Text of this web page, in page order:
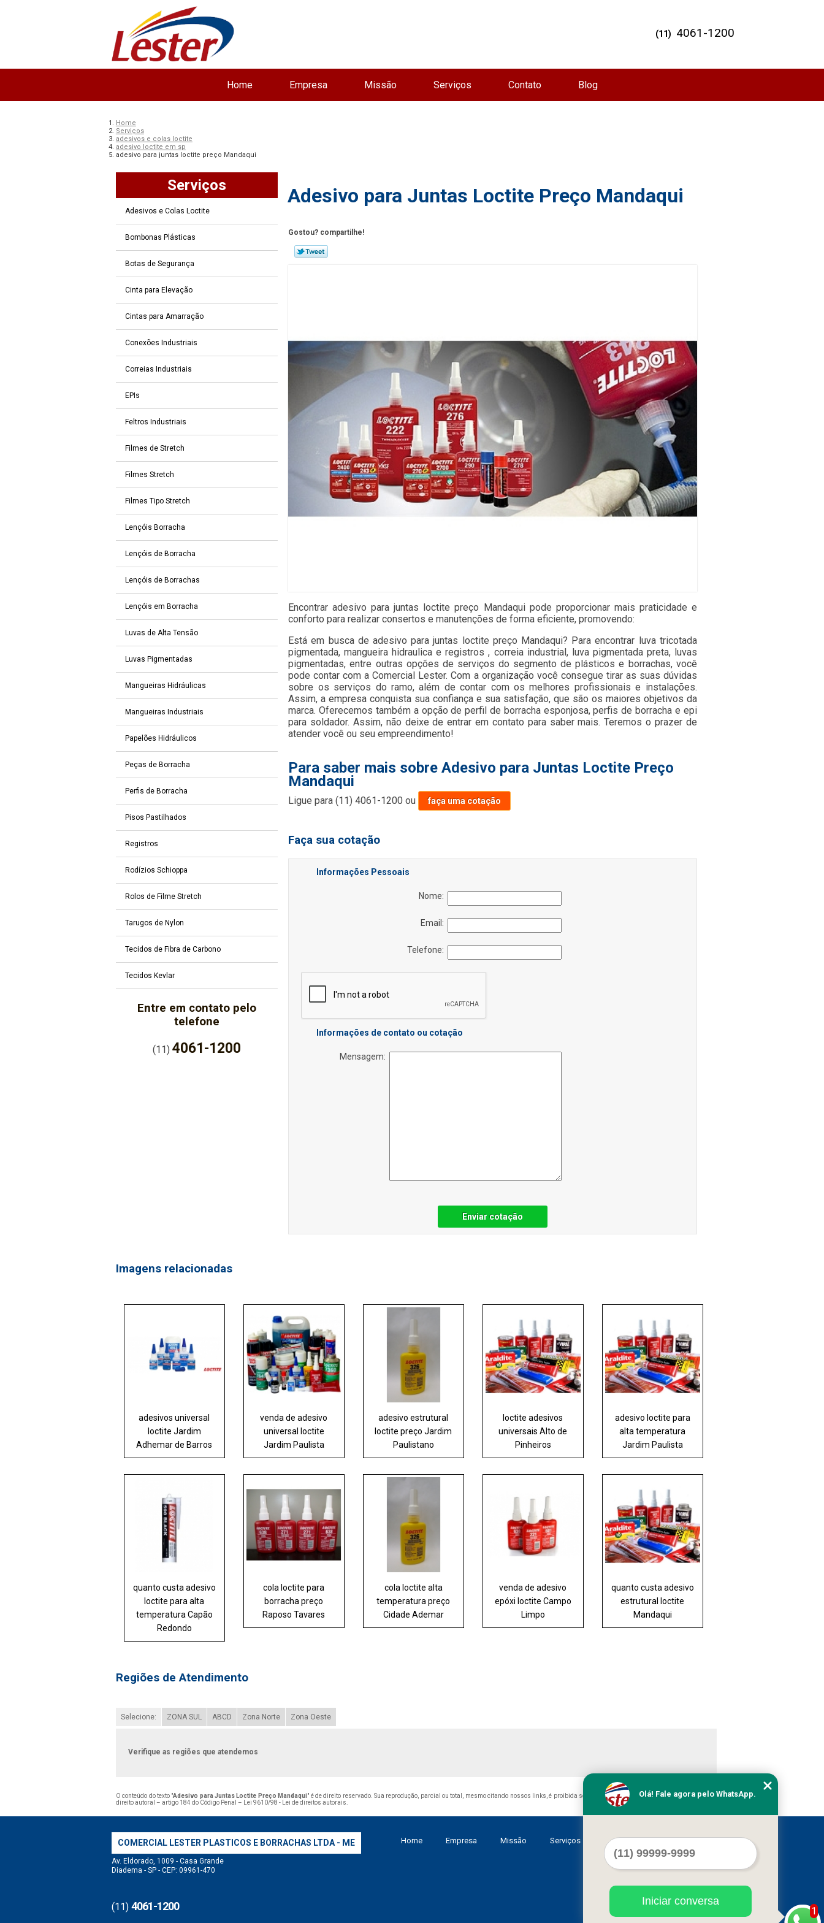
Home Empresa Missão Serviços Contato Blog
(11) 4061-1200
Home
Serviços
adesivos e colas loctite
adesivo loctite em sp
adesivo para juntas loctite preço Mandaqui
Serviços
Adesivos e Colas Loctite
Bombonas Plásticas
Botas de Segurança
Cinta para Elevação
Cintas para Amarração
Conexões Industriais
Correias Industriais
EPIs
Feltros Industriais
Filmes de Stretch
Filmes Stretch
Filmes Tipo Stretch
Lençóis Borracha
Lençóis de Borracha
Lençóis de Borrachas
Lençóis em Borracha
Luvas de Alta Tensão
Luvas Pigmentadas
Mangueiras Hidráulicas
Mangueiras Industriais
Papelões Hidráulicos
Peças de Borracha
Perfis de Borracha
Pisos Pastilhados
Registros
Rodízios Schioppa
Rolos de Filme Stretch
Tarugos de Nylon
Tecidos de Fibra de Carbono
Tecidos Kevlar
Entre em contato pelo
telefone
(11)4061-1200
Adesivo para Juntas Loctite Preço Mandaqui
Gostou? compartilhe!
Encontrar adesivo para juntas loctite preço Mandaqui pode proporcionar mais praticidade e
conforto para realizar consertos e manutenções de forma eficiente, promovendo:
Está em busca de adesivo para juntas loctite preço Mandaqui? Para encontrar luva tricotada
pigmentada, mangueira hidraulica e registros , correia industrial, luva pigmentada preta, luvas
pigmentadas, entre outras opções de serviços do segmento de plásticos e borrachas, você
pode contar com a Comercial Lester. Com a organização você consegue tirar as suas dúvidas
sobre os serviços do ramo, além de contar com os melhores profissionais e instalações.
Assim, a empresa conquista sua confiança e sua satisfação, que são os maiores objetivos da
marca. Oferecemos também a opção de perfil de borracha esponjosa, perfis de borracha e epi
para soldador. Assim, não deixe de entrar em contato para saber mais. Teremos o prazer de
atender você ou seu empreendimento!
Para saber mais sobre Adesivo para Juntas Loctite Preço
Mandaqui
Ligue para(11) 4061-1200 ou faça uma cotação
Faça sua cotação
Informações Pessoais
Nome:
Email:
Telefone:
Informações de contato ou cotação
Mensagem:
Enviar cotação
Imagens relacionadas
adesivos universal
loctite Jardim
Adhemar de Barros
venda de adesivo
universal loctite
Jardim Paulista
adesivo estrutural
loctite preço Jardim
Paulistano
loctite adesivos
universais Alto de
Pinheiros
adesivo loctite para
alta temperatura
Jardim Paulista
quanto custa adesivo
loctite para alta
temperatura Capão
Redondo
cola loctite para
borracha preço
Raposo Tavares
cola loctite alta
temperatura preço
Cidade Ademar
venda de adesivo
epóxi loctite Campo
Limpo
quanto custa adesivo
estrutural loctite
Mandaqui
Regiões de Atendimento
Selecione: ZONA SUL ABCD Zona Norte Zona Oeste
Verifique as regiões que atendemos
O conteúdo do texto "Adesivo para Juntas Loctite Preço Mandaqui" é de direito reservado. Sua reprodução, parcial ou total, mesmo citando nossos links, é proibida sem a autorização do autor. Crime de violação de
direito autoral – artigo 184 do Código Penal –
Lei 9610/98 - Lei de direitos autorais
COMERCIAL LESTER PLASTICOS E BORRACHAS LTDA - ME
Av. Eldorado, 1009 - Casa Grande
Diadema - SP - CEP: 09961-470
(11) 4061-1200
Home Empresa Missão Serviços Contato Mapa do site
1
Olá! Fale agora pelo WhatsApp.
Iniciar conversa